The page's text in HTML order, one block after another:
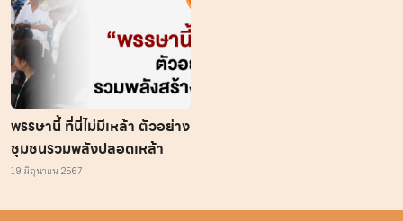
พรรษานี้ ที่นี่ไม่มีเหล้า ตัวอย่าง
ชุมชนรวมพลังปลอดเหล้า
19 มิถุนายน 2567